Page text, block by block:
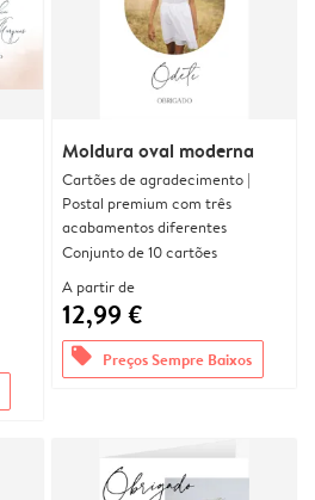
Moldura oval moderna
Cartões de agradecimento |
Postal premium com três
acabamentos diferentes
Conjunto de 10 cartões
A partir de
12,99 €
offers Preços Sempre Baixos